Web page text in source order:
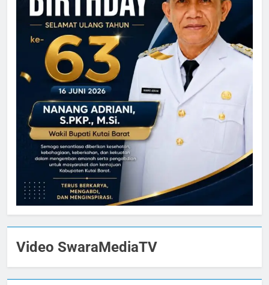
Video SwaraMediaTV